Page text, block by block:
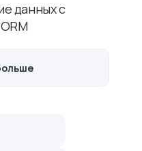
данных с